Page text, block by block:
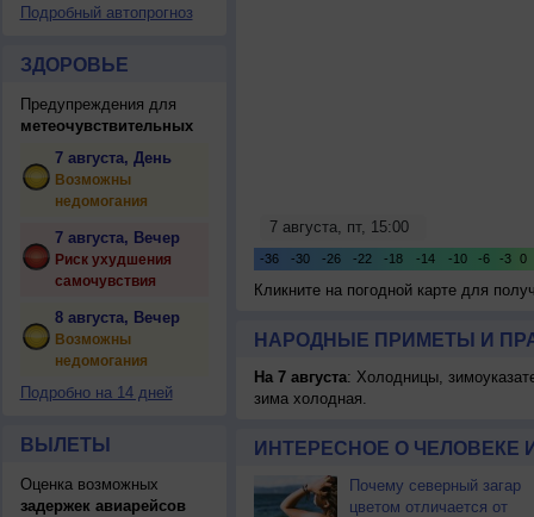
Подробный автопрогноз
ЗДОРОВЬЕ
Предупреждения для
метеочувствительных
7 августа, День
Возможны
недомогания
7 августа, Вечер
Риск ухудшения
самочувствия
8 августа, Вечер
Возможны
недомогания
Подробно на 14 дней
ВЫЛЕТЫ
Оценка возможных
задержек авиарейсов
Кликните на погодной карте для
НАРОДНЫЕ ПРИМЕТЫ И
На 7 августа: Холодницы,
зима холодная.
ИНТЕРЕСНОЕ О ЧЕЛОВЕКЕ
Почему северный загар
цветом отличается от